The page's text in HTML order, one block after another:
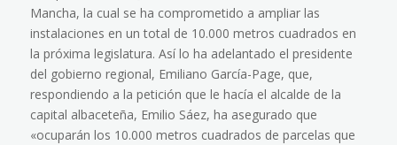
Mancha, la cual se ha comprometido a ampliar las
instalaciones en un total de 10.000 metros cuadrados en
la próxima legislatura. Así lo ha adelantado el presidente
del gobierno regional, Emiliano García-Page, que,
respondiendo a la petición que le hacía el alcalde de la
capital albaceteña, Emilio Sáez, ha asegurado que
«ocuparán los 10.000 metros cuadrados de parcelas que